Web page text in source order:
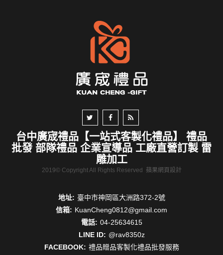
台中廣宬禮品【一站式客製化禮品】 禮品
批發 部隊禮品 企業宣導品 工廠直營訂製 雷
雕加工
2019© Copyright All Rights Reserved 蘋果網頁設計
地址: 臺中市神岡區大洲路372-2號
信箱: KuanCheng0812@gmail.com
電話: 04-25634615
LINE ID: @rav8350z
FACEBOOK: 禮品贈品客製化禮品批發服務